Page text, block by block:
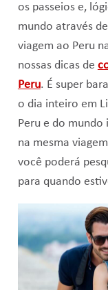
os passeios e,
mundo através
viagem ao Peru
nossas dicas de
Peru. É super
o dia inteiro em
Peru e do
na mesma
você poderá
para quando